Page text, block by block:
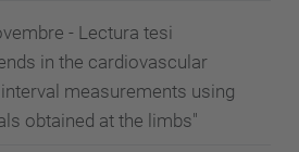
- Lectura tesi
in the cardiovascular
measurements using
obtained at the limbs"